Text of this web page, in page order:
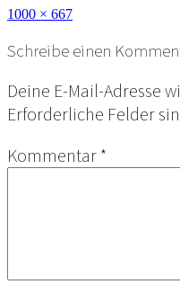
1000 × 667
Schreibe einen
Deine E-Mail-Adresse
Erforderliche Felder
Kommentar*